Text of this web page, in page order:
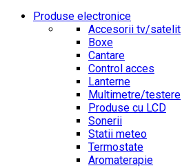
Produse electronice
Accesorii tv/satelit
Boxe
Cantare
Control acces
Lanterne
Multimetre/testere
Produse cu LCD
Sonerii
Statii meteo
Termostate
Aromaterapie